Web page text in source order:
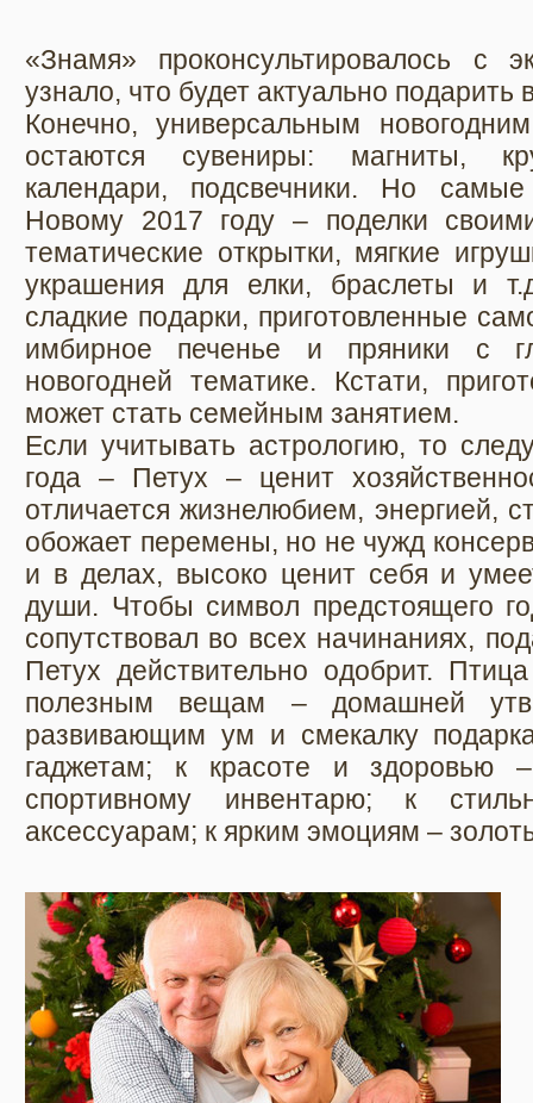
«Знамя» проконсультировалось с
узнало, что будет актуально подарить
Конечно, универсальным
остаются сувениры: магниты,
календари, подсвечники. Но
Новому 2017 году – поделки
тематические открытки, мягкие
украшения для елки, браслеты и
сладкие подарки, приготовленные
имбирное печенье и пряники с
новогодней тематике. Кстати,
может стать семейным занятием.
Если учитывать астрологию, то
года – Петух – ценит
отличается жизнелюбием, энергией,
обожает перемены, но не чужд
и в делах, высоко ценит себя и
души. Чтобы символ предстоящего
сопутствовал во всех начинаниях,
Петух действительно одобрит.
полезным вещам – домашней
развивающим ум и смекалку
гаджетам; к красоте и здоровью –
спортивному инвентарю; к
аксессуарам; к ярким эмоциям –